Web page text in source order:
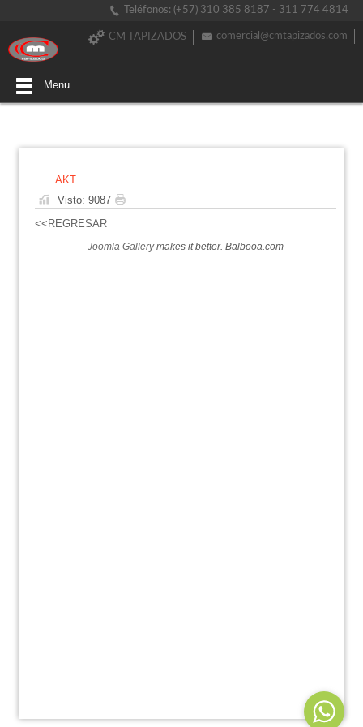
Teléfonos: (+57) 310 385 8187 - 311 774 4814
comercial@cmtapizados.com
CM TAPIZADOS
Menu
AKT
Visto: 9087
<<REGRESAR
Joomla Gallerymakes it better. Balbooa.com